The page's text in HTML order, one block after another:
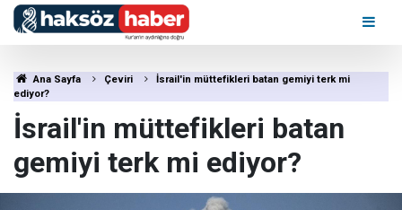
Ana Sayfa Çeviri
İsrail'in müttefikleri batan gemiyi terk mi
ediyor?
İsrail'in müttefikleri batan
gemiyi terk mi ediyor?